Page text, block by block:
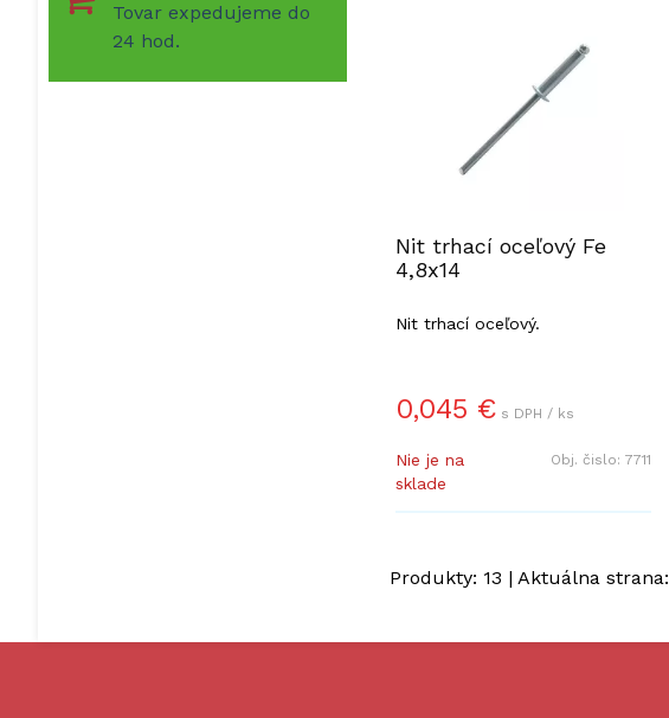
Nit trhací oceľový Fe
4,8x14
Nit trhací oceľový.
0,045 € s DPH / ks
Nie je na
sklade
Obj. čislo: 7711
Produkty: 13 | Aktuálna strana:
Tovar expedujeme do
24 hod.